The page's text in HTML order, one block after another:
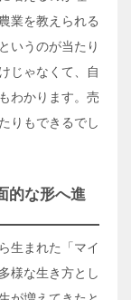
業を教えられる
いうのが当たり
じゃなくて、自
わかります。売
りもできるでし
的な形へ進
生まれた「マイ
様な生き方とし